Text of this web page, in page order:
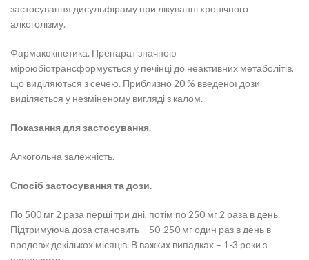
застосування дисульфіраму при лікуванні хронічного
алкоголізму.
Фармакокінетика. Препарат значною
міроюбіотрансформується у печінці до неактивних метаболітів,
що виділяються з сечею. Приблизно 20 % введеної дози
виділяється у незміненому вигляді з калом.
Показання для застосування.
Алкогольна залежність.
Спосіб застосування та дози.
По 500 мг 2 раза перші три дні, потім по 250 мг 2 раза в день.
Підтримуюча доза становить – 50-250 мг один раз в день в
продовж декількох місяців. В важких випадках – 1-3 роки з